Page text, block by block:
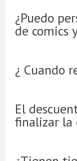
¿Puedo
de comics
¿ Cuando
El
finalizar la